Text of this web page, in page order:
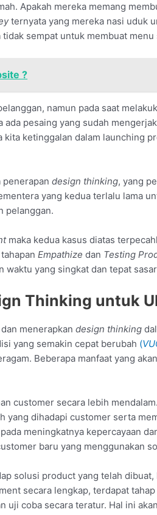
Apakah mereka memang
ternyata yang mereka nasi uduk
sempat untuk membuat menu
?
namun pada saat
ada pesaing yang sudah
kita ketinggalan dalam launching
penerapandesign thinking, yang
yang kedua terlalu lama
pelanggan.
maka kedua kasus diatas
Empathize dan Testing
waktu yang singkat dan tepat
Thinking untuk
menerapkandesign thinking
yang semakin cepat berubah (
Beberapa manfaat yang
customer secara lebih
yang dihadapi customer serta
meningkatnya kepercayaan
baru yang menggunakan
solusi product yang telah dibuat,
secara lengkap, terdapat
uji coba secara teratur. Hal ini akan